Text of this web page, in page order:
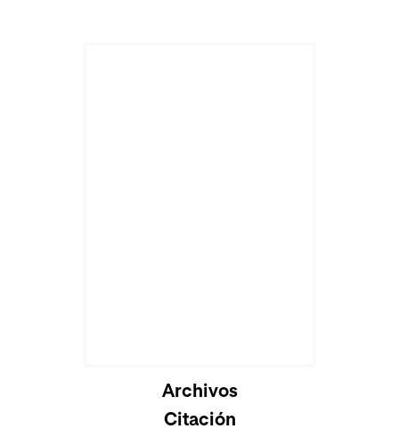
Archivos
Citación